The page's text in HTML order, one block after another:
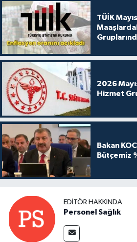
TÜİK
2026
Hizmet
Bakan
Bütçemiz
EDITÖR HAKKINDA
Personel Sağlık